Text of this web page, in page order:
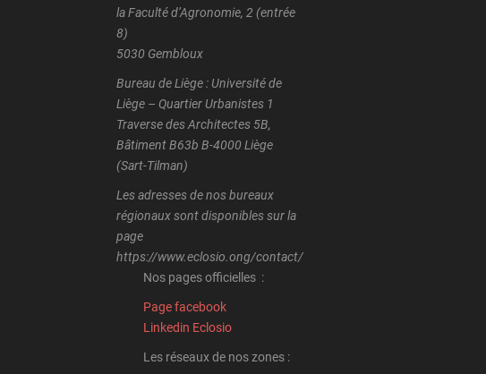
la Faculté d’Agronomie, 2 (entrée
8)
5030 Gembloux
Bureau de Liège : Université de
Liège – Quartier Urbanistes 1
Traverse des Architectes 5B,
Bâtiment B63b B-4000 Liège
(Sart-Tilman)
Les adresses de nos bureaux
régionaux sont disponibles sur la
page
https://www.eclosio.ong/contact/
Nos pages officielles :
Page facebook
Linkedin Eclosio
Les réseaux de nos zones :